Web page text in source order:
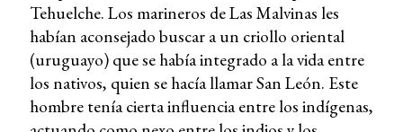
Tehuelche. Los marineros de Las Malvinas les
habían aconsejado buscar a un criollo oriental
(uruguayo) que se había integrado a la vida entre
los nativos, quien se hacía llamar San León. Este
hombre tenía cierta influencia entre los indígenas,